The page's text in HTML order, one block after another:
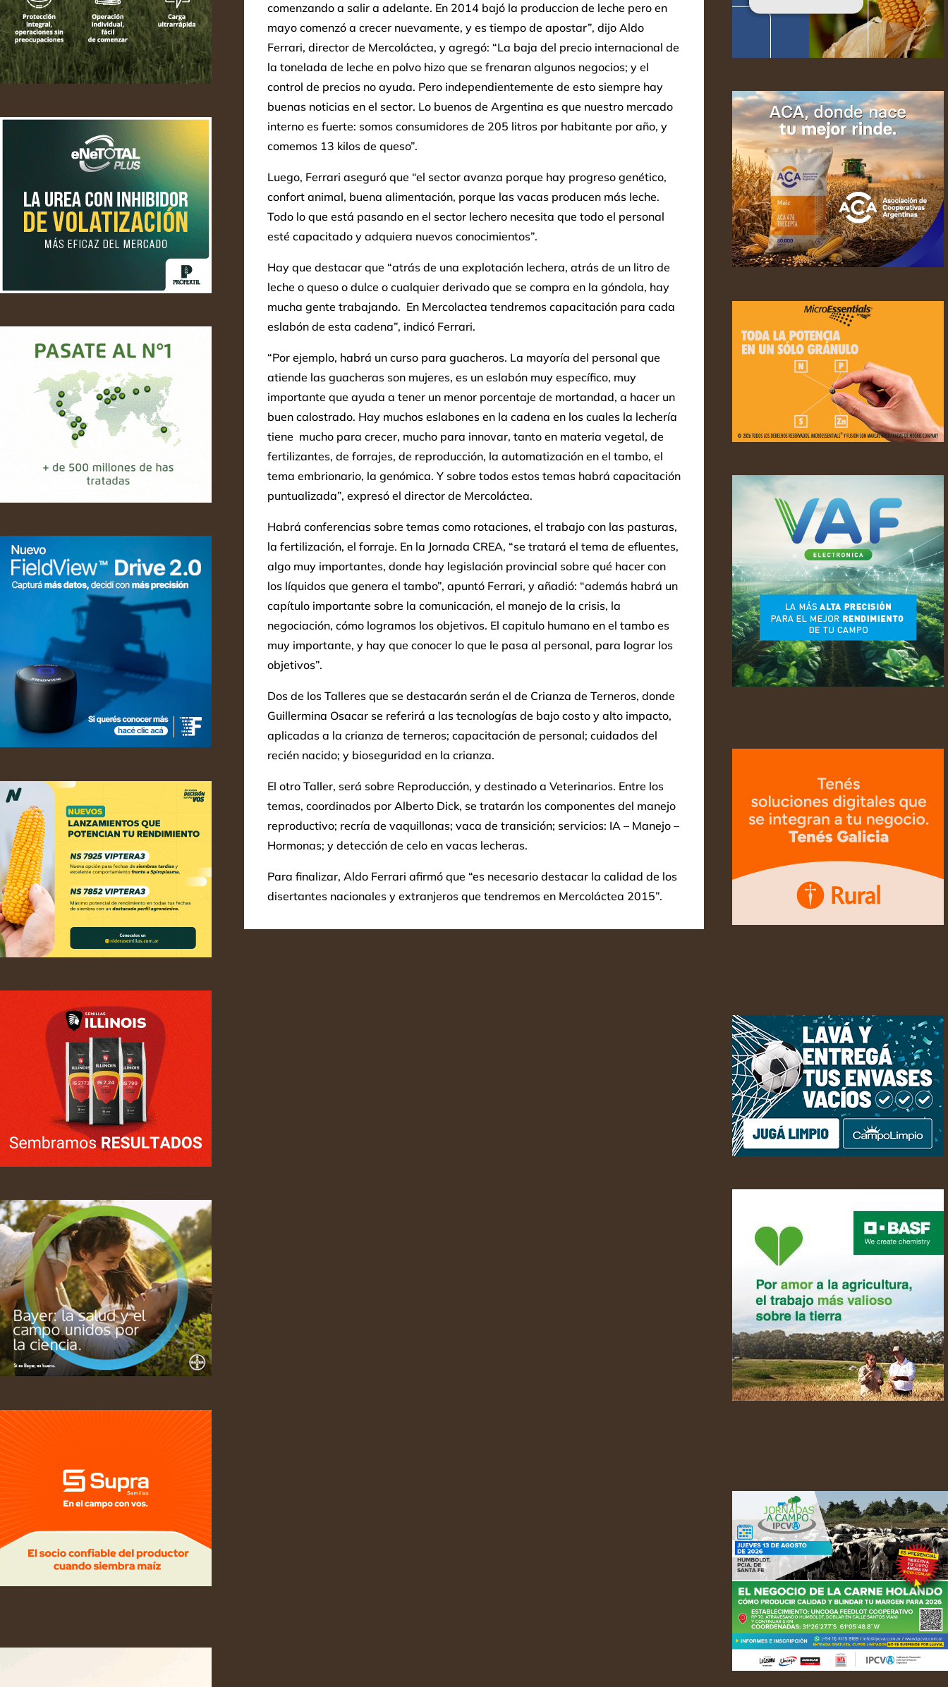
comenzando a salir a adelante. En 2014 bajó la produccion de leche pero en
mayo comenzó a crecer nuevamente, y es tiempo de apostar”, dijo Aldo
Ferrari, director de Mercoláctea, y agregó: “La baja del precio internacional de
la tonelada de leche en polvo hizo que se frenaran algunos negocios; y el
control de precios no ayuda. Pero independientemente de esto siempre hay
buenas noticias en el sector. Lo buenos de Argentina es que nuestro mercado
interno es fuerte: somos consumidores de 205 litros por habitante por año, y
comemos 13 kilos de queso”.
Luego, Ferrari aseguró que “el sector avanza porque hay progreso genético,
confort animal, buena alimentación, porque las vacas producen más leche.
Todo lo que está pasando en el sector lechero necesita que todo el personal
esté capacitado y adquiera nuevos conocimientos”.
Hay que destacar que “atrás de una explotación lechera, atrás de un litro de
leche o queso o dulce o cualquier derivado que se compra en la góndola, hay
mucha gente trabajando. En Mercolactea tendremos capacitación para cada
eslabón de esta cadena”, indicó Ferrari.
“Por ejemplo, habrá un curso para guacheros. La mayoría del personal que
atiende las guacheras son mujeres, es un eslabón muy específico, muy
importante que ayuda a tener un menor porcentaje de mortandad, a hacer un
buen calostrado. Hay muchos eslabones en la cadena en los cuales la lechería
tiene mucho para crecer, mucho para innovar, tanto en materia vegetal, de
fertilizantes, de forrajes, de reproducción, la automatización en el tambo, el
tema embrionario, la genómica. Y sobre todos estos temas habrá capacitación
puntualizada”, expresó el director de Mercoláctea.
Habrá conferencias sobre temas como rotaciones, el trabajo con las pasturas,
la fertilización, el forraje. En la Jornada CREA, “se tratará el tema de efluentes,
algo muy importantes, donde hay legislación provincial sobre qué hacer con
los líquidos que genera el tambo”, apuntó Ferrari, y añadió: “además habrá un
capítulo importante sobre la comunicación, el manejo de la crisis, la
negociación, cómo logramos los objetivos. El capitulo humano en el tambo es
muy importante, y hay que conocer lo que le pasa al personal, para lograr los
objetivos”.
Dos de los Talleres que se destacarán serán el de Crianza de Terneros, donde
Guillermina Osacar se referirá a las tecnologías de bajo costo y alto impacto,
aplicadas a la crianza de terneros; capacitación de personal; cuidados del
recién nacido; y bioseguridad en la crianza.
El otro Taller, será sobre Reproducción, y destinado a Veterinarios. Entre los
temas, coordinados por Alberto Dick, se tratarán los componentes del manejo
reproductivo; recría de vaquillonas; vaca de transición; servicios: IA – Manejo –
Hormonas; y detección de celo en vacas lecheras.
Para finalizar, Aldo Ferrari afirmó que “es necesario destacar la calidad de los
disertantes nacionales y extranjeros que tendremos en Mercoláctea 2015”.